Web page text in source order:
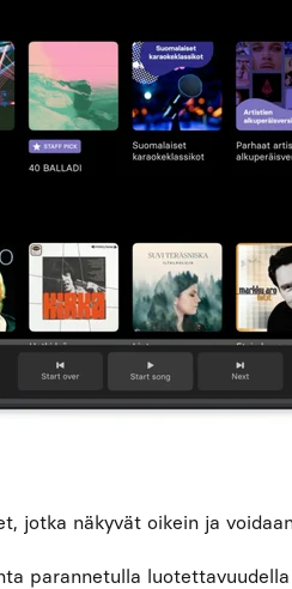
jotka näkyvät oikein ja
parannetulla